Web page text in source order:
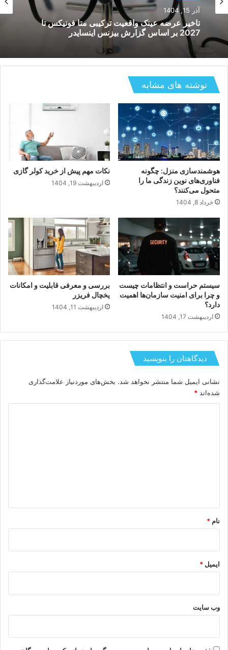
آذر 15, 1404
تاخیر عرضه عینک واقعیت ترکیبی متا فونیکس تا
2027 بر اساس گزارش بیزنس اینسایدر
نوشته های مشابه
هوشمندسازی منزل: چگونه
فناوری‌های نوین زندگی ما را
متحول می‌کنند؟
خرداد 8, 1404
نکات مهم پیش از خرید کولر گازی
اردیبهشت 19, 1404
سیستم حراست و انتظامات چیست
و چرا برای امنیت سازمان‌ها اهمیت
دارد؟
اردیبهشت 17, 1404
بررسی و معرفی قابلیت و امکانات
یخچال فریزر
اردیبهشت 11, 1404
دیدگاهتان را بنویسید
نشانی ایمیل شما منتشر نخواهد شد. بخش‌های موردنیاز علامت‌گذاری
شده‌اند *
نام *
ایمیل *
وب‌ سایت